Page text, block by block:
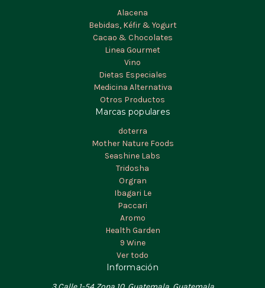
Alacena
Bebidas, Kéfir & Yogurt
Cacao & Chocolates
Linea Gourmet
Vino
Dietas Especiales
Medicina Alternativa
Otros Productos
Marcas populares
doterra
Mother Nature Foods
Seashine Labs
Tridosha
Orgran
Ibagari Le
Paccari
Aromo
Health Garden
9 Wine
Ver todo
Información